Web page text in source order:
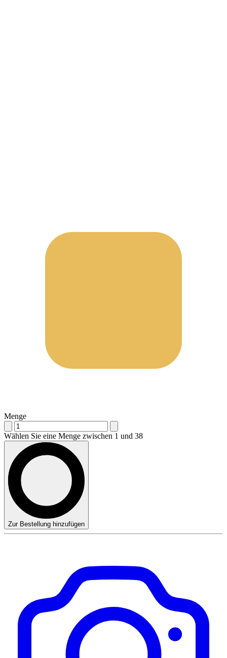
Menge
Wählen Sie eine Menge zwischen 1 und 38
Zur Bestellung hinzufügen